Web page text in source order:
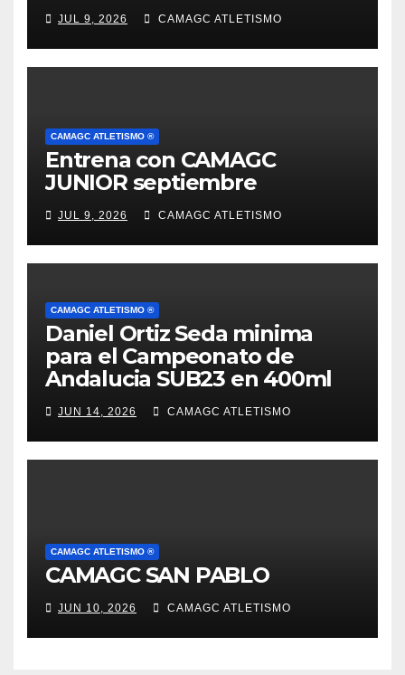
JUL 9, 2026 CAMAGC ATLETISMO
CAMAGC ATLETISMO ®
Entrena con CAMAGC
JUNIOR septiembre
JUL 9, 2026 CAMAGC ATLETISMO
CAMAGC ATLETISMO ®
Daniel Ortiz Seda minima
para el Campeonato de
Andalucia SUB23 en 400ml
JUN 14, 2026 CAMAGC ATLETISMO
CAMAGC ATLETISMO ®
CAMAGC SAN PABLO
JUN 10, 2026 CAMAGC ATLETISMO